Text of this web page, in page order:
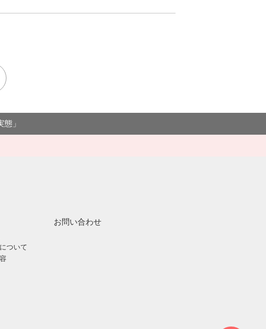
」
ついて
お問い合わせ